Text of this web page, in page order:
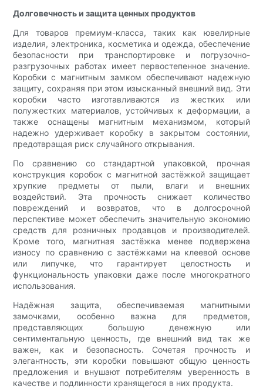
Долговечность и защита ценных продуктов
Для товаров премиум-класса, таких как ювелирные
изделия, электроника, косметика и одежда, обеспечение
безопасности при транспортировке и погрузочно-
разгрузочных работах имеет первостепенное значение.
Коробки с магнитным замком обеспечивают надежную
защиту, сохраняя при этом изысканный внешний вид. Эти
коробки часто изготавливаются из жестких или
полужестких материалов, устойчивых к деформации, а
также оснащены магнитным механизмом, который
надежно удерживает коробку в закрытом состоянии,
предотвращая риск случайного открывания.
По сравнению со стандартной упаковкой, прочная
конструкция коробок с магнитной застёжкой защищает
хрупкие предметы от пыли, влаги и внешних
воздействий. Эта прочность снижает количество
повреждений и возвратов, что в долгосрочной
перспективе может обеспечить значительную экономию
средств для розничных продавцов и производителей.
Кроме того, магнитная застёжка менее подвержена
износу по сравнению с застёжками на клеевой основе
или липучке, что гарантирует целостность и
функциональность упаковки даже после многократного
использования.
Надёжная защита, обеспечиваемая магнитными
замочками, особенно важна для предметов,
представляющих большую денежную или
сентиментальную ценность, где внешний вид так же
важен, как и безопасность. Сочетая прочность и
элегантность, эти коробки повышают общую ценность
предложения и внушают потребителям уверенность в
качестве и подлинности хранящегося в них продукта.